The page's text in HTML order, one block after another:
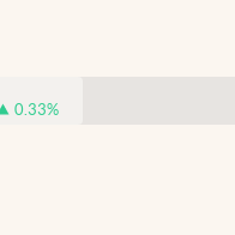
0.33%